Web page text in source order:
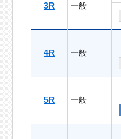
3R 一般
4R 一般
5R 一般